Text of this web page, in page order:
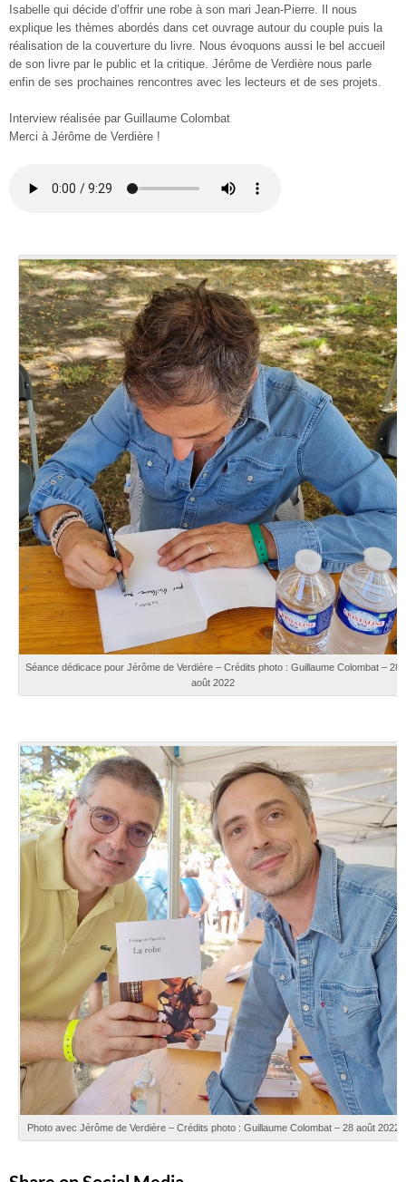
Isabelle qui décide d’offrir une robe à son mari Jean-Pierre. Il nous
explique les thèmes abordés dans cet ouvrage autour du couple puis la
réalisation de la couverture du livre. Nous évoquons aussi le bel accueil
de son livre par le public et la critique. Jérôme de Verdière nous parle
enfin de ses prochaines rencontres avec les lecteurs et de ses projets.
Interview réalisée par Guillaume Colombat
Merci à Jérôme de Verdière !
Séance dédicace pour Jérôme de Verdière – Crédits photo : Guillaume Colombat – 28
août 2022
Photo avec Jérôme de Verdière – Crédits photo : Guillaume Colombat – 28 août 2022